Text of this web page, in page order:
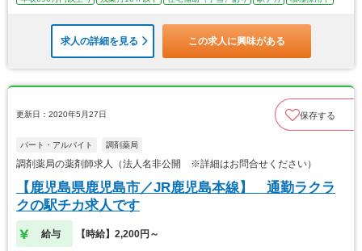
求人の詳細を見る この求人に興味がある
更新日：2020年5月27日 保存する
パート・アルバイト 調剤薬局
調剤薬局の薬剤師求人（法人名非公開 ※詳細はお問合せください）
【鹿児島県鹿児島市／JR鹿児島本線】 通勤ラクラ
クの駅チカ求人です
給与 【時給】2,200円～